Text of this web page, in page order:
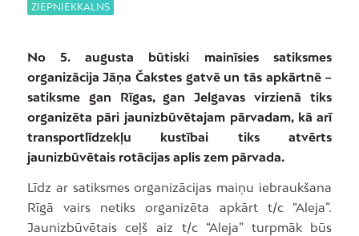
ZIEPNIEKKALNS
No 5. augusta būtiski mainīsies satiksmes
organizācija Jāņa Čakstes gatvē un tās apkārtnē –
satiksme gan Rīgas, gan Jelgavas virzienā tiks
organizēta pāri jaunizbūvētajam pārvadam, kā arī
transportlīdzekļu kustībai tiks atvērts
jaunizbūvētais rotācijas aplis zem pārvada.
Līdz ar satiksmes organizācijas maiņu iebraukšana
Rīgā vairs netiks organizēta apkārt t/c “Aleja”.
Jaunizbūvētais ceļš aiz t/c “Aleja” turpmāk būs